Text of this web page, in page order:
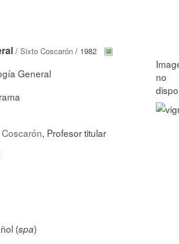
/ Sixto Coscarón / 1982
General
, Profesor titular
(spa)